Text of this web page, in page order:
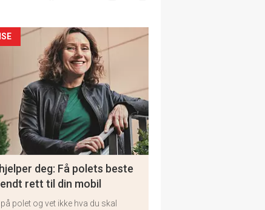
deg: Få polets beste
rett til din mobil
polet og vet ikke hva du skal